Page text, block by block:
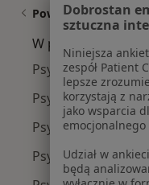
Powiązane
W pobliżu
Psycholodzy w
Psycholodzy w
Psycholodzy w
Psycholodzy w
Dobrostan
sztuczna
Niniejsza
zespół Patient
lepsze
korzystają z
jako wsparcia
Udział w
będą